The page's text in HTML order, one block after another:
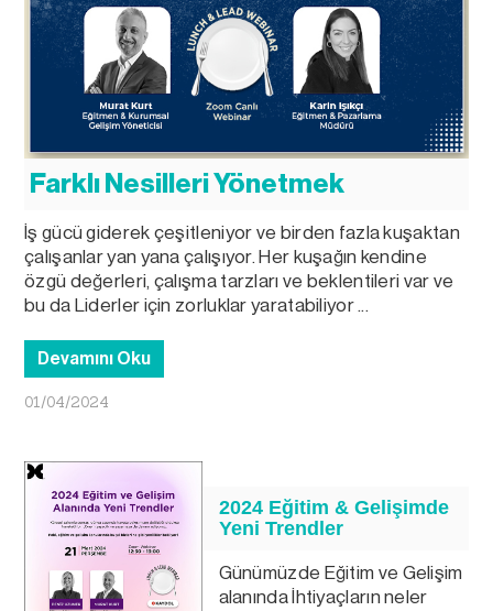
Farklı Nesilleri Yönetmek
İş gücü giderek çeşitleniyor ve birden fazla kuşaktan
çalışanlar yan yana çalışıyor. Her kuşağın kendine
özgü değerleri, çalışma tarzları ve beklentileri var ve
bu da Liderler için zorluklar yaratabiliyor ...
Devamını Oku
01/04/2024
2024 Eğitim & Gelişimde
Yeni Trendler
Günümüzde Eğitim ve Gelişim
alanında İhtiyaçların neler